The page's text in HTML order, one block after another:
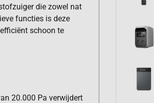
die zowel nat
functies is deze
schoon te
20.000 Pa verwijdert